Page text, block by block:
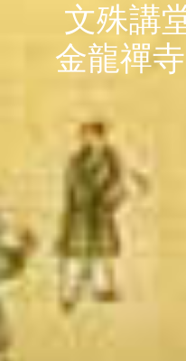
文殊講
金龍禪寺